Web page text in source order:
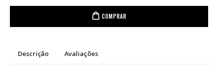
COMPRAR
Descrição Avaliações